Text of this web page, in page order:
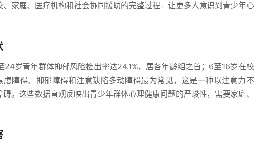
家庭、医疗机构和社会协同援助的完整过程，让更多人意识到青少年
24岁青年群体抑郁风险检出率达24.1%，居各年龄组之首；6至16岁在
虑障碍、抑郁障碍和注意缺陷多动障碍最为常见，这是一种以注意力
。这些数据直观反映出青少年群体心理健康问题的严峻性，需要家庭